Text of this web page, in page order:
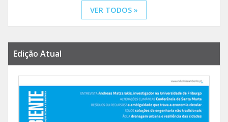
VER TODOS »
Edição Atual